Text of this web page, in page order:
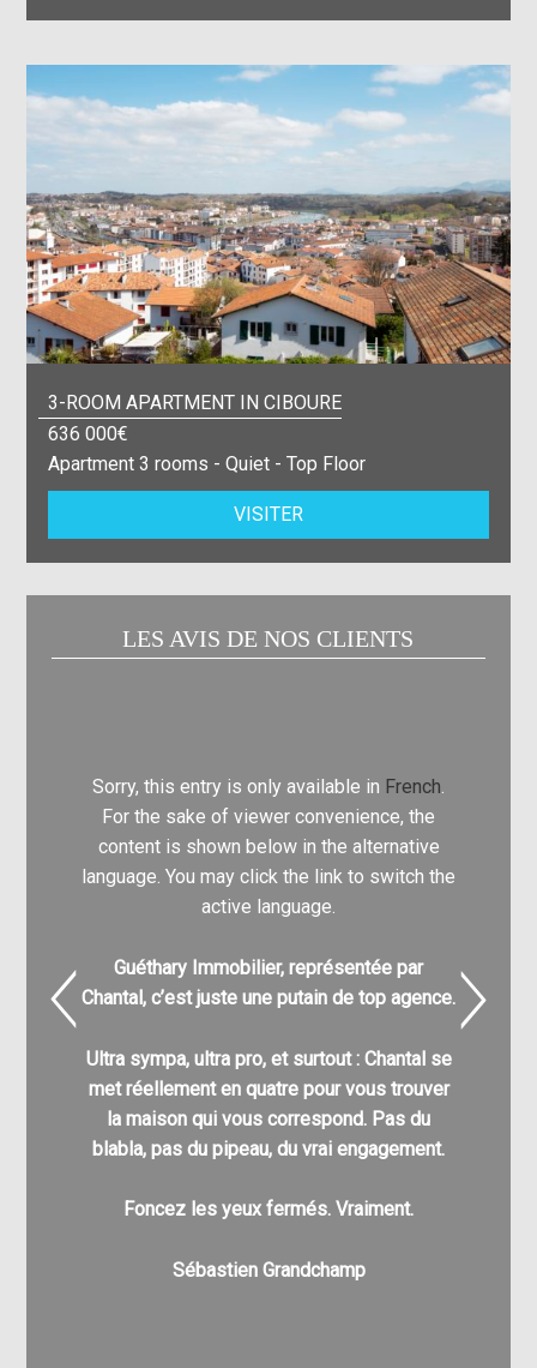
3-ROOM APARTMENT IN CIBOURE
636 000€
Apartment 3 rooms - Quiet - Top Floor
VISITER
LES AVIS DE NOS CLIENTS
Sorry, this entry is only available in French.
For the sake of viewer convenience, the
content is shown below in the alternative
language. You may click the link to switch the
active language.
Guéthary Immobilier, représentée par
Chantal, c’est juste une putain de top agence.
Ultra sympa, ultra pro, et surtout : Chantal se
met réellement en quatre pour vous trouver
la maison qui vous correspond. Pas du
blabla, pas du pipeau, du vrai engagement.
Foncez les yeux fermés. Vraiment.
Sébastien Grandchamp